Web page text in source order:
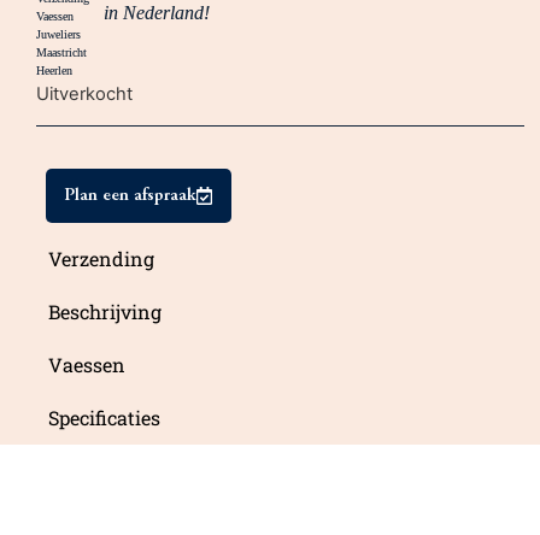
in Nederland!
Uitverkocht
Plan een afspraak
Verzending
Beschrijving
Vaessen
Specificaties